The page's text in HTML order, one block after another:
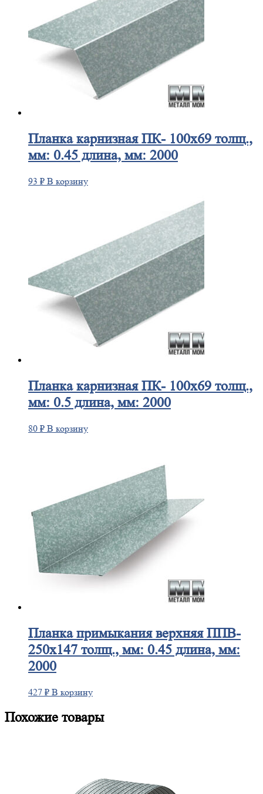
Планкакарнизная ПК- 100х69 толщ.,
мм: 0.45 длина, мм: 2000
93 ₽ В корзину
Планкакарнизная ПК- 100х69 толщ.,
мм: 0.5 длина, мм: 2000
80 ₽ В корзину
Планкапримыкания верхняя ППВ-
250х147 толщ., мм: 0.45 длина, мм:
2000
427 ₽ В корзину
Похожие товары